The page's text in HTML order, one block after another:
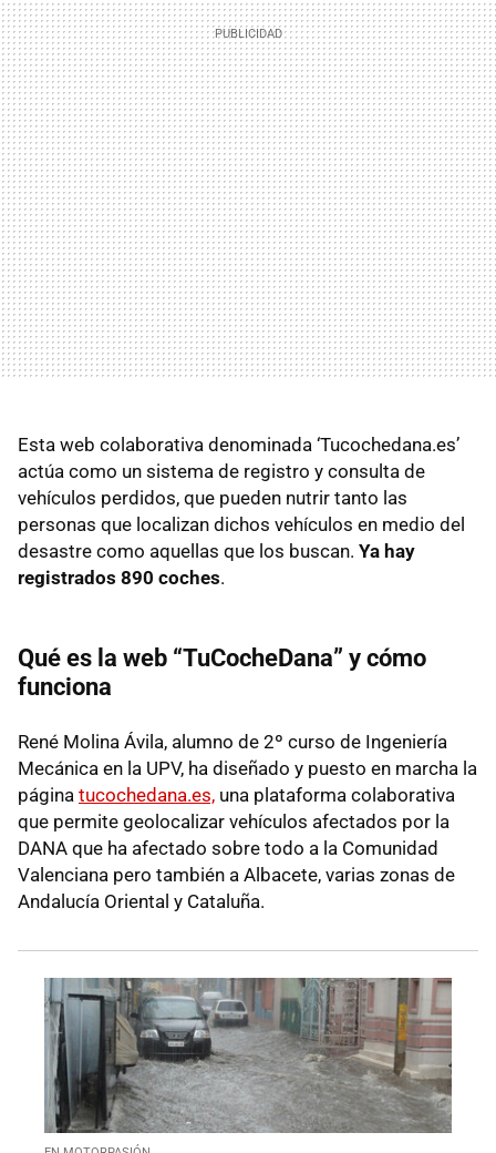
Esta web colaborativa denominada ‘Tucochedana.es’
actúa como un sistema de registro y consulta de
vehículos perdidos, que pueden nutrir tanto las
personas que localizan dichos vehículos en medio del
desastre como aquellas que los buscan. Ya hay
registrados 890 coches.
Qué es la web “TuCocheDana” y cómo
funciona
René Molina Ávila, alumno de 2º curso de Ingeniería
Mecánica en la UPV, ha diseñado y puesto en marcha la
página tucochedana.es, una plataforma colaborativa
que permite geolocalizar vehículos afectados por la
DANA que ha afectado sobre todo a la Comunidad
Valenciana pero también a Albacete, varias zonas de
Andalucía Oriental y Cataluña.